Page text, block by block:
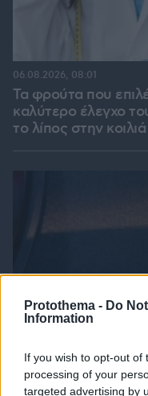
Protothema - Do
Information
If you wish to opt-out of
processing of your
targeted advertising by
Τα φρούτα που
καλύτερο έλεγχο
το λίπος στην κοιλιά
06.08.2026, 08:01